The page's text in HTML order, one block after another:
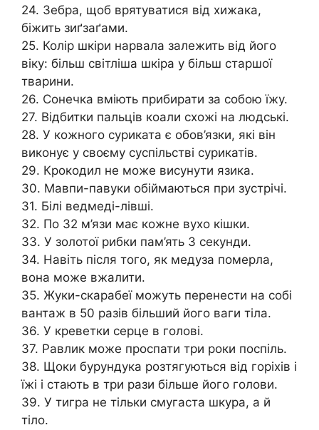
24. Зебра, щоб врятуватися від хижака,
біжить зиґзаґами.
25. Колір шкіри нарвала залежить від його
віку: більш світліша шкіра у більш старшої
тварини.
26. Сонечка вміють прибирати за собою їжу.
27. Відбитки пальців коали схожі на людські.
28. У кожного суриката є обов’язки, які він
виконує у своєму суспільстві сурикатів.
29. Крокодил не може висунути язика.
30. Мавпи-павуки обіймаються при зустрічі.
31. Білі ведмеді-лівші.
32. По 32 м’язи має кожне вухо кішки.
33. У золотої рибки пам’ять 3 секунди.
34. Навіть після того, як медуза померла,
вона може вжалити.
35. Жуки-скарабеї можуть перенести на собі
вантаж в 50 разів більший його ваги тіла.
36. У креветки серце в голові.
37. Равлик може проспати три роки поспіль.
38. Щоки бурундука розтягуються від горіхів і
їжі і стають в три рази більше його голови.
39. У тигра не тільки смугаста шкура, а й
тіло.